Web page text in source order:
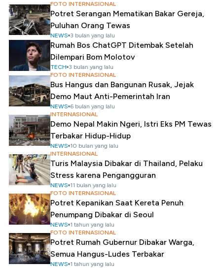
FOTO INTERNASIONAL
Potret Serangan Mematikan Bakar Gereja,
Puluhan Orang Tewas
NEWS 3 bulan yang lalu
Rumah Bos ChatGPT Ditembak Setelah
Dilempari Bom Molotov
TECH 3 bulan yang lalu
FOTO INTERNASIONAL
Bus Hangus dan Bangunan Rusak, Jejak
Demo Maut Anti-Pemerintah Iran
NEWS 6 bulan yang lalu
INTERNASIONAL
Demo Nepal Makin Ngeri, Istri Eks PM Tewas
Terbakar Hidup-Hidup
NEWS 10 bulan yang lalu
INTERNASIONAL
Turis Malaysia Dibakar di Thailand, Pelaku
Stress karena Pengangguran
NEWS 11 bulan yang lalu
FOTO INTERNASIONAL
Potret Kepanikan Saat Kereta Penuh
Penumpang Dibakar di Seoul
NEWS 1 tahun yang lalu
FOTO INTERNASIONAL
Potret Rumah Gubernur Dibakar Warga,
Semua Hangus-Ludes Terbakar
NEWS 1 tahun yang lalu